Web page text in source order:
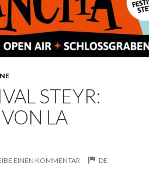
STEYR:
LA
EINEN KOMMENTAR DE